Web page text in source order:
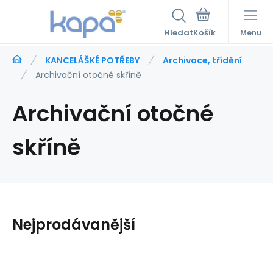
Hledat Menu
KANCELÁŠKÉ POTŘEBY
Archivace, třídění
Archivační otočné skříně
Archivační otočné
skříně
Nejprodávanější